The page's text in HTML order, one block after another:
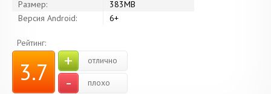
Размер:
383MB
Версия Android:
6+
Рейтинг:
3.7 + отлично
-
плохо